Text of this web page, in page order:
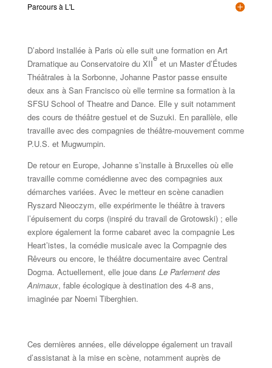
Parcours à L'L
D’abord installée à Paris où elle suit une formation en Art
Dramatique au Conservatoire du XII
e
et un Master d’Études
Théâtrales à la Sorbonne, Johanne Pastor passe ensuite
deux ans à San Francisco où elle termine sa formation à la
SFSU School of Theatre and Dance. Elle y suit notamment
des cours de théâtre gestuel et de Suzuki. En parallèle, elle
travaille avec des compagnies de théâtre-mouvement comme
P.U.S. et Mugwumpin.
De retour en Europe, Johanne s’installe à Bruxelles où elle
travaille comme comédienne avec des compagnies aux
démarches variées. Avec le metteur en scène canadien
Ryszard Nieoczym, elle expérimente le théâtre à travers
l’épuisement du corps (inspiré du travail de Grotowski) ; elle
explore également la forme cabaret avec la compagnie Les
Heart’istes, la comédie musicale avec la Compagnie des
Rêveurs ou encore, le théâtre documentaire avec Central
Dogma. Actuellement, elle joue dans Le Parlement des
Animaux, fable écologique à destination des 4-8 ans,
imaginée par Noemi Tiberghien.
Ces dernières années, elle développe également un travail
d’assistanat à la mise en scène, notamment auprès de